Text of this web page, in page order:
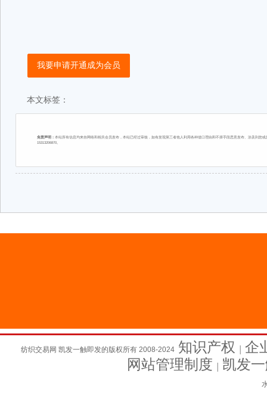
我要申请开通成为会员
本文标签：
免责声明： 本站所有信息均来自网络和相关会员发布，本站已经过审核，如有发现第三者他人利用各种借口理由和不择手段恶意发布、涉及到
15313206870。
纺织交易网 凯发一触即发的版权所有 2008-2024 知识产权
企
网站管理制度
凯发